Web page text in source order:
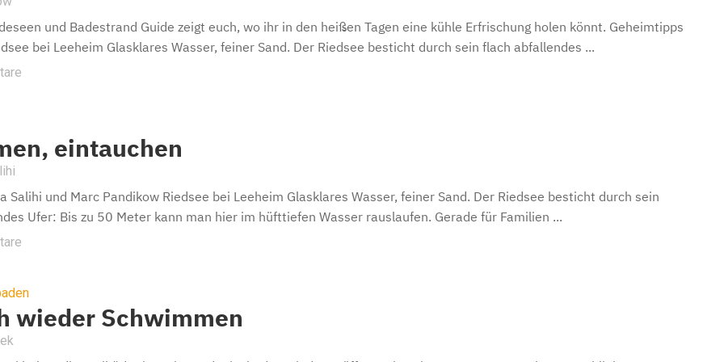
und Badestrand Guide zeigt euch, wo ihr in den heißen Tagen eine kühle Erfrischung holen könnt. Geheimtipps
bei Leeheim Glasklares Wasser, feiner Sand. Der Riedsee besticht durch sein flach abfallendes ...
eintauchen
Salihi und Marc Pandikow Riedsee bei Leeheim Glasklares Wasser, feiner Sand. Der Riedsee besticht durch sein
Ufer: Bis zu 50 Meter kann man hier im hüfttiefen Wasser rauslaufen. Gerade für Familien ...
wieder Schwimmen